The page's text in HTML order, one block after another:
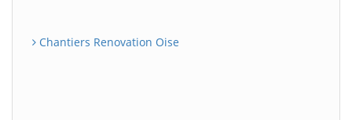
Chantiers Renovation Oise